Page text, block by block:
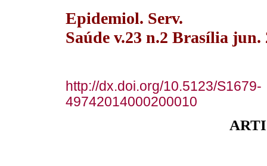
Epidemiol. Serv.
Saúde v.23 n.2 Brasília jun.
http://dx.doi.org/10.5123/S1679-
49742014000200010